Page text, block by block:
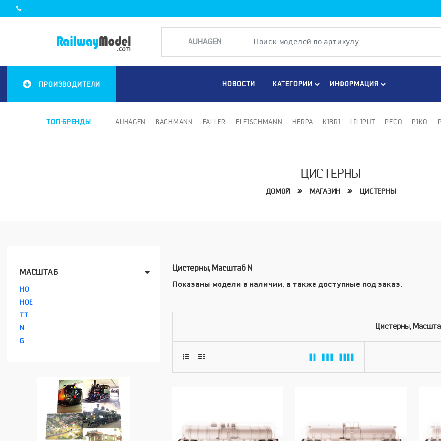
ПРОИЗВОДИТЕЛИ НОВОСТИ КАТЕГОРИИ ИНФОРМАЦИЯ
ТОП-БРЕНДЫ : AUHAGEN BACHMANN FALLER FLEISCHMANN HERPA KIBRI LILIPUT PECO PIKO
ЦИСТЕРНЫ
ДОМОЙ МАГАЗИН ЦИСТЕРНЫ
МАСШТАБ
HO
HOE
TT
N
G
Цистерны, Масштаб N
Показаны модели в наличии, а также доступные под заказ.
Цистерны,